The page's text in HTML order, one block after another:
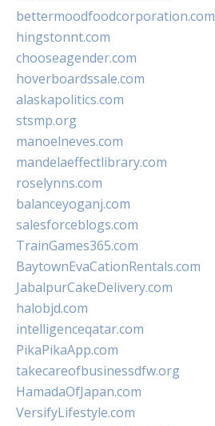
bettermoodfoodcorporation.com
hingstonnt.com
chooseagender.com
hoverboardssale.com
alaskapolitics.com
stsmp.org
manoelneves.com
mandelaeffectlibrary.com
roselynns.com
balanceyoganj.com
salesforceblogs.com
TrainGames365.com
BaytownEvaCationRentals.com
JabalpurCakeDelivery.com
halobjd.com
intelligenceqatar.com
PikaPikaApp.com
takecareofbusinessdfw.org
HamadaOfJapan.com
VersifyLifestyle.com